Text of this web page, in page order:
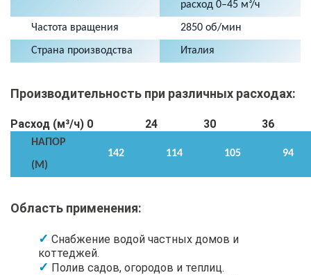
расход 0–45 м³/ч
Частота вращения 2850 об/мин
Страна производства Италия
Производительность при различных расходах:
Расход (м³/ч) 0 24 30 36
НАПОР
(М)
142 114 105 94
Область применения:
Снабжение водой частных домов и
коттеджей.
Полив садов, огородов и теплиц.